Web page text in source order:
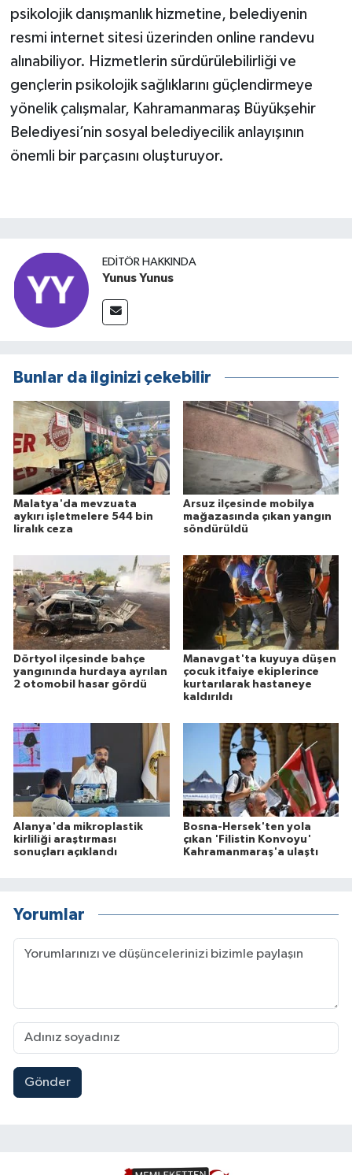
psikolojik danışmanlık hizmetine, belediyenin
resmi internet sitesi üzerinden online randevu
alınabiliyor. Hizmetlerin sürdürülebilirliği ve
gençlerin psikolojik sağlıklarını güçlendirmeye
yönelik çalışmalar, Kahramanmaraş Büyükşehir
Belediyesi’nin sosyal belediyecilik anlayışının
önemli bir parçasını oluşturuyor.
EDITÖR HAKKINDA
Yunus Yunus
Bunlar da ilginizi çekebilir
Malatya'da mevzuata
aykırı işletmelere 544 bin
liralık ceza
Arsuz ilçesinde mobilya
mağazasında çıkan yangın
söndürüldü
Dörtyol ilçesinde bahçe
yangınında hurdaya ayrılan
2 otomobil hasar gördü
Manavgat'ta kuyuya düşen
çocuk itfaiye ekiplerince
kurtarılarak hastaneye
kaldırıldı
Alanya'da mikroplastik
kirliliği araştırması
sonuçları açıklandı
Bosna-Hersek'ten yola
çıkan 'Filistin Konvoyu'
Kahramanmaraş'a ulaştı
Yorumlar
Gönder